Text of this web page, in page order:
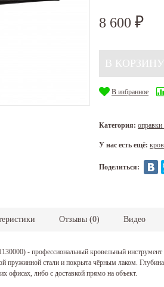
8 600 ₽
В избранное
Категория:
У нас есть ещё:
Поделиться:
Отзывы (0) Видео
- профессиональный кровельный
пружинной стали и покрыта чёрным лаком.
офисах, либо с доставкой прямо на объект.